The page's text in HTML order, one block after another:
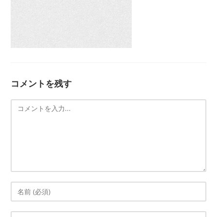
コメントを残す